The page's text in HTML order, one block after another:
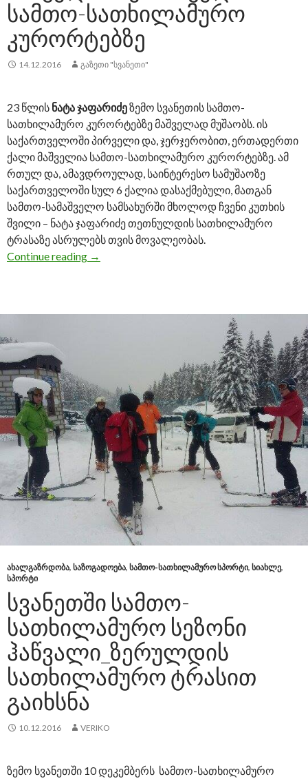
ᲡᲐᲛᲗᲝ-ᲡᲐᲗᲮᲘᲚᲐᲛᲣᲠᲝ
ᲙᲣᲠᲝᲠᲢᲔᲑᲖᲔ
14.12.2016 ᲒᲐᲖᲔᲗᲘ "ᲡᲕᲐᲜᲔᲗᲘ"
23 წლის ნატა ჯაფარიძეზემო სვანეთის სამთო-
სათხილამურო კურორტებზე მაშველად მუშაობს. ის
საქართველოში პირველი და, ჯერჯერობით, ერთადერთი
ქალი მაშველია სამთო-სათხილამურო კურორტებზე. ამ
რთულ და, ამავდროულად, საინტერესო სამუშაოზე
საქართველოში სულ 6 ქალია დასაქმებული, მათგან
სამთო-სამაშველო სამსახურში მხოლოდ ჩვენი კუთხის
შვილი – ნატა ჯაფარიძე თეთნულდის სათხილამურო
ტრასაზე ასრულებს თვის მოვალეობას.
Continue reading ნატა ჯაფარიძე – პირველი და
→
ᲐᲮᲐᲚᲒᲐᲖᲠᲓᲝᲑᲐ, ᲡᲐᲖᲝᲒᲐᲓᲝᲔᲑᲐ, ᲡᲐᲛᲗᲝ-ᲡᲐᲗᲮᲘᲚᲐᲛᲣᲠᲝ ᲡᲞᲝᲠᲢᲘ, ᲡᲘᲐᲮᲚᲔ,
ᲡᲞᲝᲠᲢᲘ
ᲡᲕᲐᲜᲔᲗᲨᲘ ᲡᲐᲛᲗᲝ-
ᲡᲐᲗᲮᲘᲚᲐᲛᲣᲠᲝ ᲡᲔᲖᲝᲜᲘ
ᲰᲐᲬᲕᲐᲚᲘ_ᲖᲔᲠᲣᲚᲓᲘᲡ
ᲡᲐᲗᲮᲘᲚᲐᲛᲣᲠᲝ ᲢᲠᲐᲡᲘᲗ
ᲒᲐᲘᲮᲡᲜᲐ
10.12.2016 VERIKO
ზემო სვანეთში 10 დეკემბერს სამთო-სათხილამურო